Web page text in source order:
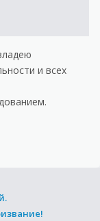
и всех